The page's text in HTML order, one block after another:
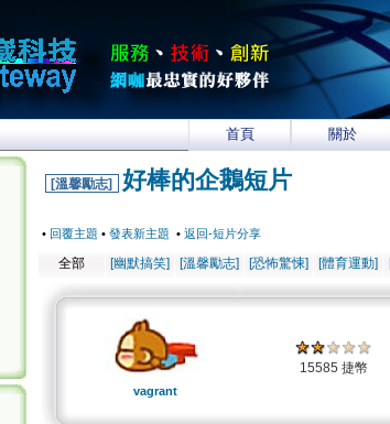
首頁 關於
[溫馨勵志] 好棒的企鵝短片
• 回覆主題 • 發表新主題 • 返回-短片分享
全部 [幽默搞笑] [溫馨勵志] [恐怖驚悚] [體育運動]
vagrant
15585 捷幣